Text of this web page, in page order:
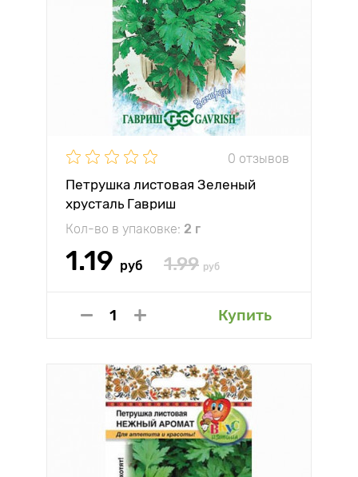
0 отзывов
Петрушка листовая Зеленый
хрусталь Гавриш
Кол-во в упаковке: 2 г
1.19 руб 1.99 руб
Купить